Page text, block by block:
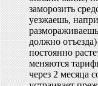
заморозить
уезжаешь,
должно
постоянно
меняются
через 2 месяца